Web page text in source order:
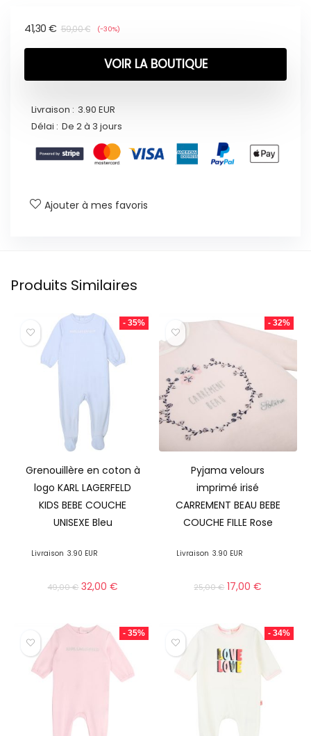
59,00€
41,30 € (-30%)
VOIR LA BOUTIQUE
Livraison : 3.90 EUR
Délai : De 2 à 3 jours
Ajouter à mes favoris
Produits Similaires
- 35%
Grenouillère en coton à
logo KARL LAGERFELD
KIDS BEBE COUCHE
UNISEXE Bleu
Livraison 3.90 EUR
49,00€ 32,00€
- 32%
Pyjama velours
imprimé irisé
CARREMENT BEAU BEBE
COUCHE FILLE Rose
Livraison 3.90 EUR
25,00€ 17,00€
- 35% - 34%